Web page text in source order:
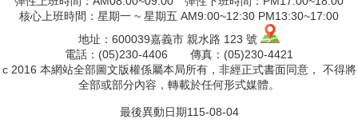
核心上班時間：星期一 ~ 星期五 AM9:00~12:30 PM13:30~17:00
地址：600039嘉義市 親水路 123 號
電話：(05)230-4406 傳真：(05)230-4421
c 2016 本網站全部圖文版權係屬本局所有，非經正式書面同意， 不得將
全部或部分內容，轉載於任何形式媒體。
最後異動日期115-08-04